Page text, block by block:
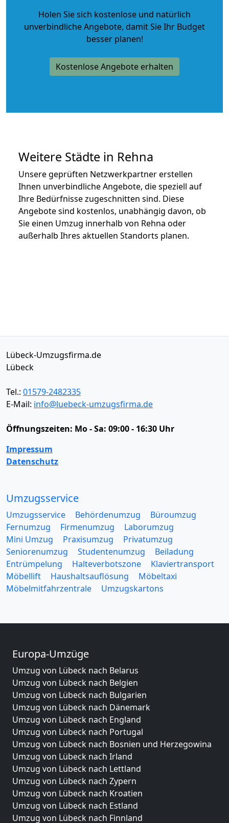
Holen Sie sich kostenlose und natürlich
unverbindliche Angebote, damit Sie Ihr Budget
besser planen!
Kostenlose Angebote erhalten
Weitere Städte in Rehna
Unsere geprüften Netzwerkpartner erstellen
Ihnen unverbindliche Angebote, die speziell auf
Ihre Bedürfnisse zugeschnitten sind. Diese
Angebote sind kostenlos, unabhängig davon, ob
Sie einen Umzug innerhalb von Rehna oder
außerhalb Ihres aktuellen Standorts planen.
Lübeck-Umzugsfirma.de
Lübeck
Tel.: 01579-2482335
E-Mail: info@luebeck-umzugsfirma.de
Öffnungszeiten: Mo - Sa: 09:00 - 16:30 Uhr
Impressum
Datenschutz
Umzugsservice
Umzugsservice Behördenumzug
Büroumzug
Fernumzug
Firmenumzug
Laborumzug
Mini Umzug
Praxisumzug
Privatumzug
Seniorenumzug
Studentenumzug
Beiladung
Entrümpelung
Halteverbotszone
Klaviertransport
Möbellift
Haushaltsauflösung
Möbeltaxi
Möbelmitfahrzentrale
Umzugskartons
Europa-Umzüge
Umzug von Lübeck nach Belarus
Umzug von Lübeck nach Belgien
Umzug von Lübeck nach Bulgarien
Umzug von Lübeck nach Dänemark
Umzug von Lübeck nach England
Umzug von Lübeck nach Portugal
Umzug von Lübeck nach Bosnien und Herzegowina
Umzug von Lübeck nach Irland
Umzug von Lübeck nach Lettland
Umzug von Lübeck nach Zypern
Umzug von Lübeck nach Kroatien
Umzug von Lübeck nach Estland
Umzug von Lübeck nach Finnland